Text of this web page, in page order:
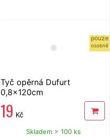
pouze
osobně
Tyč opěrná Dufurt
0,8x120cm
19 Kč
Skladem > 100 ks